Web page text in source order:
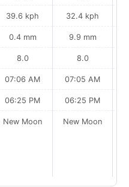
39.6 kph
0.4 mm
8.0
07:06 AM
06:25 PM
New Moon
32.4 kph
9.9 mm
8.0
07:05 AM
06:25 PM
New Moon